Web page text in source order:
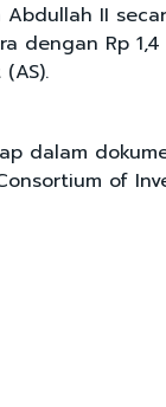
Abdullah II
dengan Rp
dalam
of